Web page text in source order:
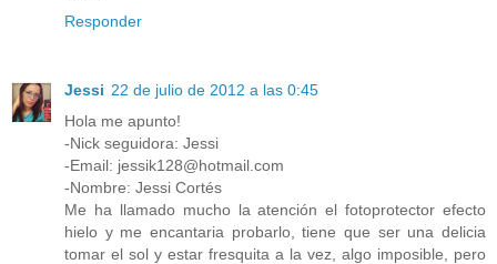
Responder
Jessi 22 de julio de 2012 a las 0:45
Hola me apunto!
-Nick seguidora: Jessi
-Email: jessik128@hotmail.com
-Nombre: Jessi Cortés
Me ha llamado mucho la atención el fotoprotector efecto
hielo y me encantaria probarlo, tiene que ser una delicia
tomar el sol y estar fresquita a la vez, algo imposible, pero